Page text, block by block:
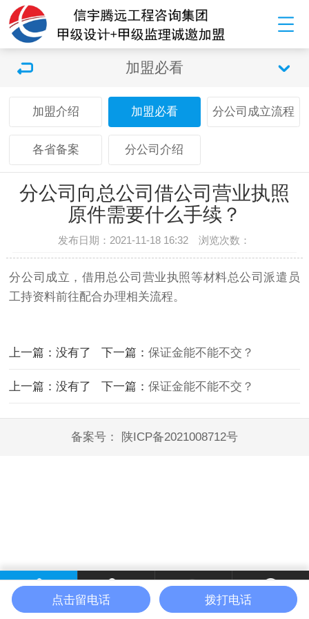
加盟必看
加盟介绍 加盟必看 分公司成立流程
各省备案 分公司介绍
分公司向总公司借公司营业执照
原件需要什么手续？
发布日期：2021-11-18 16:32 浏览次数：
分公司成立，借用总公司营业执照等材料总公司派遣员
工持资料前往配合办理相关流程。
上一篇：没有了 下一篇：保证金能不能不交？
上一篇：没有了 下一篇：保证金能不能不交？
备案号： 陕ICP备2021008712号
电话咨询 微信咨询 联系我们
点击留电话 拨打电话